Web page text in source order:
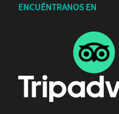
ENCUÉNTRANOS EN